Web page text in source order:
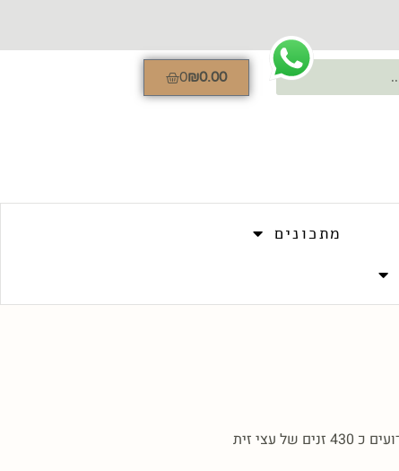
₪0.00
0
מתכונים
השמן המופק מעץ הזית הוא עץ ירוק עד בעל תוחלת חיים ארוכה והוא אחד העצים הבולטים בנוף הארץ ישראלי . יש עצים בני מאות שנים. ידועים כ 430 זנים של עצי זית